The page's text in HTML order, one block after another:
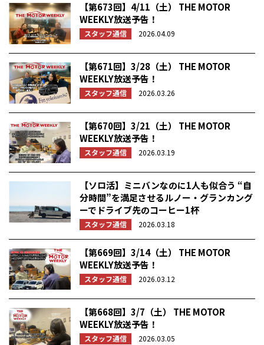
【第673回】4/11（土） THE MOTOR
WEEKLY放送予告！
スタッフ通信 2026.04.09
【第671回】3/28（土） THE MOTOR
WEEKLY放送予告！
スタッフ通信 2026.03.26
【第670回】3/21（土） THE MOTOR
WEEKLY放送予告！
スタッフ通信 2026.03.19
【ソロ活】ミニバンなのに1人も似合う “自
分時間”を満足させるルノー・グランカング
ーでドライブ先のコーヒー1杯
スタッフ通信 2026.03.18
【第669回】3/14（土） THE MOTOR
WEEKLY放送予告！
スタッフ通信 2026.03.12
【第668回】3/7（土） THE MOTOR
WEEKLY放送予告！
スタッフ通信 2026.03.05